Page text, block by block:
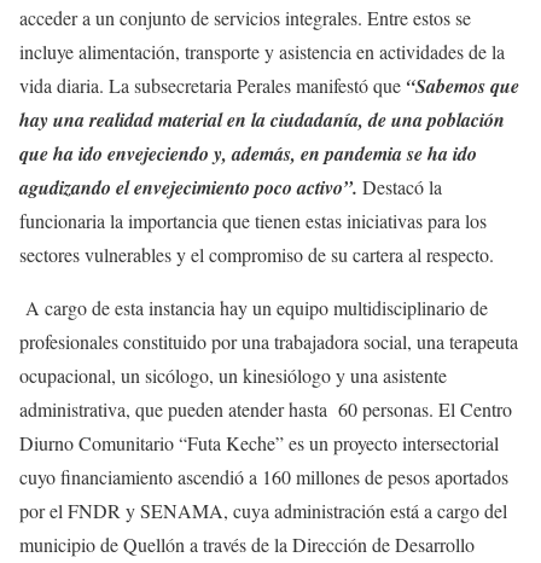
acceder a un conjunto de servicios integrales. Entre estos se
incluye alimentación, transporte y asistencia en actividades de la
vida diaria. La subsecretaria Perales manifestó que “Sabemos que
hay una realidad material en la ciudadanía, de una población
que ha ido envejeciendo y, además, en pandemia se ha ido
agudizando el envejecimiento poco activo”. Destacó la
funcionaria la importancia que tienen estas iniciativas para los
sectores vulnerables y el compromiso de su cartera al respecto.
A cargo de esta instancia hay un equipo multidisciplinario de
profesionales constituido por una trabajadora social, una terapeuta
ocupacional, un sicólogo, un kinesiólogo y una asistente
administrativa, que pueden atender hasta 60 personas. El Centro
Diurno Comunitario “Futa Keche” es un proyecto intersectorial
cuyo financiamiento ascendió a 160 millones de pesos aportados
por el FNDR y SENAMA, cuya administración está a cargo del
municipio de Quellón a través de la Dirección de Desarrollo